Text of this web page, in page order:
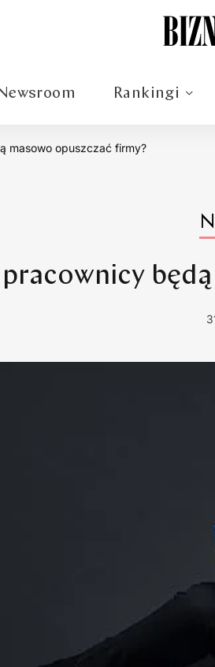
Rankingi
masowo opuszczać firmy?
pracownicy